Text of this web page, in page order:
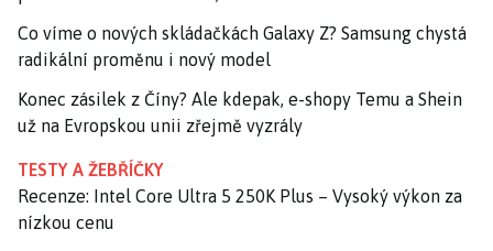
Co víme o nových skládačkách Galaxy Z? Samsung chystá
radikální proměnu i nový model
Konec zásilek z Číny? Ale kdepak, e-shopy Temu a Shein
už na Evropskou unii zřejmě vyzrály
TESTY A ŽEBŘÍČKY
Recenze: Intel Core Ultra 5 250K Plus – Vysoký výkon za
nízkou cenu